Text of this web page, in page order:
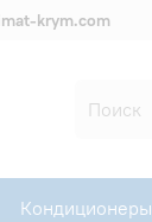
krym.com
Кондиционеры